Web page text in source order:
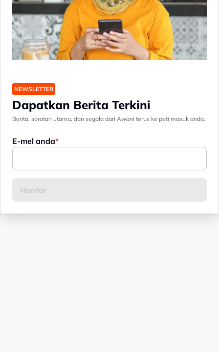
NEWSLETTER
Dapatkan Berita Terkini
Berita, sorotan utama, dan segala dari Awani terus ke peti masuk anda.
E-mel anda